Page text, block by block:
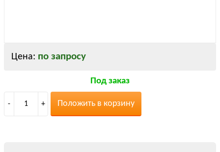
Цена: по запросу
Под заказ
- 1 + Положить в корзину